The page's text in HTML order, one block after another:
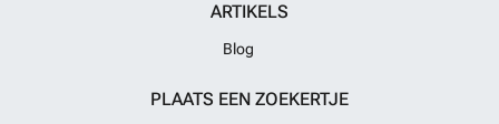
ARTIKELS
Blog
PLAATS EEN ZOEKERTJE